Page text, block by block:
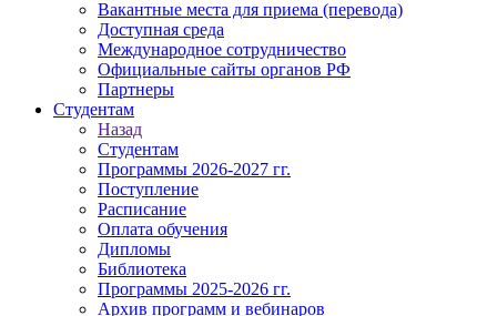
Вакантные места для приема (перевода)
Доступная среда
Международное сотрудничество
Официальные сайты органов РФ
Партнеры
Студентам
Назад
Студентам
Программы 2026-2027 гг.
Поступление
Расписание
Оплата обучения
Дипломы
Библиотека
Программы 2025-2026 гг.
Архив программ и вебинаров